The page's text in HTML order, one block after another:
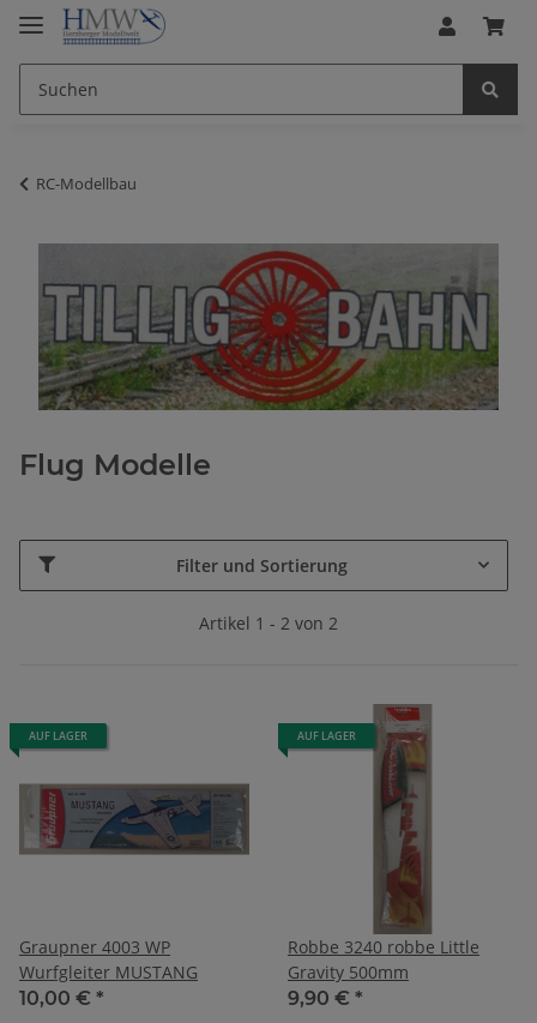
RC-Modellbau
Flug Modelle
Filter und Sortierung
Artikel 1 - 2 von 2
AUF LAGER
Graupner 4003 WP
Wurfgleiter MUSTANG
10,00 € *
AUF LAGER
Robbe 3240 robbe Little
Gravity 500mm
9,90 € *